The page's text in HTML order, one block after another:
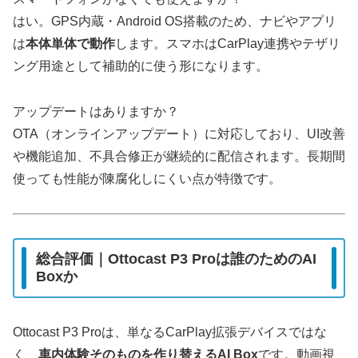
はい。GPS内蔵・Android OS搭載のため、ナビやアプリ
は本体単体で動作します。スマホはCarPlay連携やテザリ
ング用途として補助的に使う形になります。
アップデートはありますか？
OTA（オンラインアップデート）に対応しており、UI改善
や機能追加、不具合修正が継続的に配信されます。長期間
使っても性能が陳腐化しにくい点が特徴です。
総合評価｜Ottocast P3 Proは誰のためのAI
Boxか
Ottocast P3 Proは、単なるCarPlay拡張デバイスではな
く、 車内体験そのものを作り替えるAI Boxです。動画視